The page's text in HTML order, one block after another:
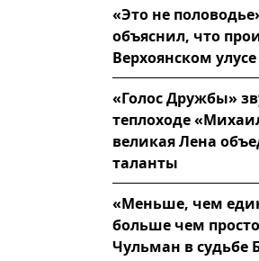
«Это не
объяснил, что
Верхоянском улусе
«Голос Дружбы»
теплоходе
великая Лена
таланты
«Меньше, чем
больше чем
Чульман в судьбе